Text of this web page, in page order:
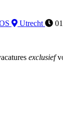
Utrecht
exclusief